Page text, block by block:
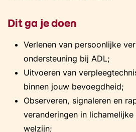
Dit ga je doen
Verlenen van persoonlijke
ondersteuning bij ADL;
Uitvoeren van
binnen jouw bevoegdheid;
Observeren, signaleren en
veranderingen in
welzijn;